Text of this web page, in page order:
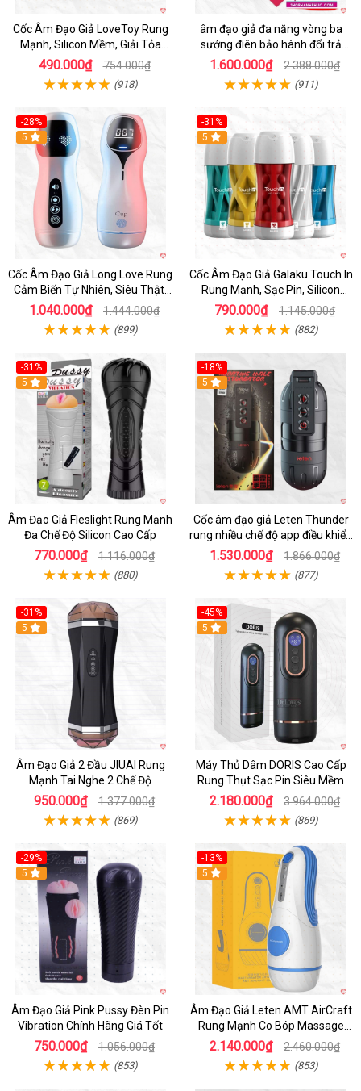
Cốc Âm Đạo Giả LoveToy Rung
Mạnh, Silicon Mềm, Giải Tỏa
Sinh Lý
490.000₫ 754.000₫
(918)
âm đạo giả đa năng vòng ba
sướng điên bảo hành đổi trả
nhanh
1.600.000₫ 2.388.000₫
(911)
-28%
5
Cốc Âm Đạo Giả Long Love Rung
Cảm Biến Tự Nhiên, Siêu Thật,
Sướng
1.040.000₫ 1.444.000₫
(899)
-31%
Hot
5
Cốc Âm Đạo Giả Galaku Touch In
Rung Mạnh, Sạc Pin, Silicon
Mềm
790.000₫ 1.145.000₫
(882)
-31%
5
Âm Đạo Giả Fleslight Rung Mạnh
Đa Chế Độ Silicon Cao Cấp
770.000₫ 1.116.000₫
(880)
-18%
5
Cốc âm đạo giả Leten Thunder
rung nhiều chế độ app điều khiển
tiện lợi
1.530.000₫ 1.866.000₫
(877)
-31%
5
Âm Đạo Giả 2 Đầu JIUAI Rung
Mạnh Tai Nghe 2 Chế Độ
950.000₫ 1.377.000₫
(869)
-45%
Hot
5
Máy Thủ Dâm DORIS Cao Cấp
Rung Thụt Sạc Pin Siêu Mềm
2.180.000₫ 3.964.000₫
(869)
-29%
5
Âm Đạo Giả Pink Pussy Đèn Pin
Vibration Chính Hãng Giá Tốt
750.000₫ 1.056.000₫
(853)
-13%
5
Âm Đạo Giả Leten AMT AirCraft
Rung Mạnh Co Bóp Massage
Êm Ái
2.140.000₫ 2.460.000₫
(853)